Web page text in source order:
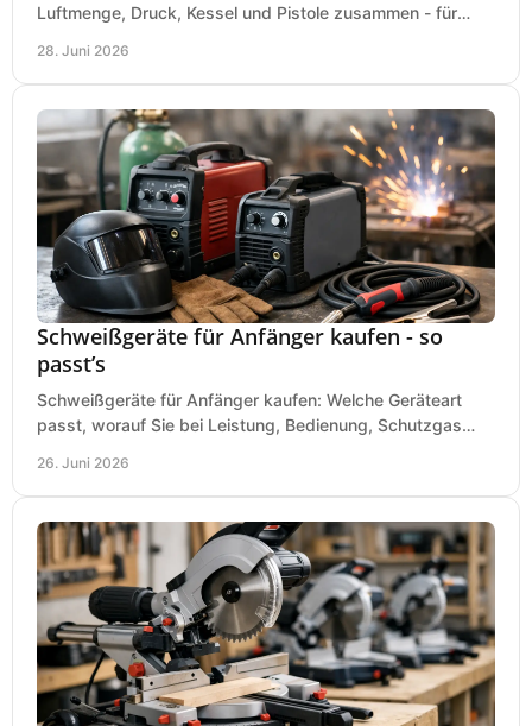
Luftmenge, Druck, Kessel und Pistole zusammen - für
28. Juni 2026
Schweißgeräte für Anfänger kaufen - so
passt’s
Schweißgeräte für Anfänger kaufen: Welche Geräteart
passt, worauf Sie bei Leistung, Bedienung, Schutzgas
26. Juni 2026